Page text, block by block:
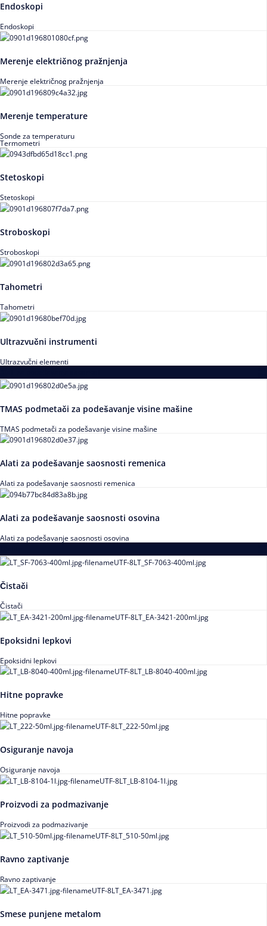
Endoskopi
Endoskopi
Merenje električnog pražnjenja
Merenje električnog pražnjenja
Merenje temperature
Sonde za temperaturu
Termometri
Stetoskopi
Stetoskopi
Stroboskopi
Stroboskopi
Tahometri
Tahometri
Ultrazvučni instrumenti
Ultrazvučni elementi
TMAS podmetači za podešavanje visine mašine
TMAS podmetači za podešavanje visine mašine
Alati za podešavanje saosnosti remenica
Alati za podešavanje saosnosti remenica
Alati za podešavanje saosnosti osovina
Alati za podešavanje saosnosti osovina
Čistači
Čistači
Epoksidni lepkovi
Epoksidni lepkovi
Hitne popravke
Hitne popravke
Osiguranje navoja
Osiguranje navoja
Proizvodi za podmazivanje
Proizvodi za podmazivanje
Ravno zaptivanje
Ravno zaptivanje
Smese punjene metalom